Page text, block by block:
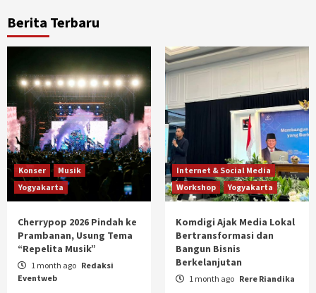
Berita Terbaru
Konser
Musik
Yogyakarta
Cherrypop 2026 Pindah ke
Prambanan, Usung Tema
“Repelita Musik”
1 month ago Redaksi
Eventweb
Internet & Social Media
Workshop
Yogyakarta
Komdigi Ajak Media Lokal
Bertransformasi dan
Bangun Bisnis
Berkelanjutan
1 month ago Rere Riandika